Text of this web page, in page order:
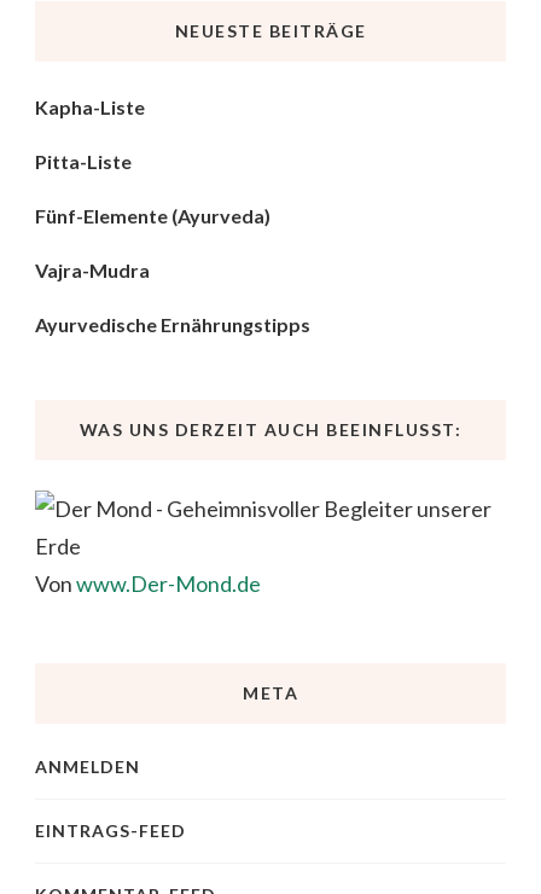
NEUESTE BEITRÄGE
Kapha-Liste
Pitta-Liste
Fünf-Elemente (Ayurveda)
Vajra-Mudra
Ayurvedische Ernährungstipps
WAS UNS DERZEIT AUCH BEEINFLUSST:
Vonwww.Der-Mond.de
META
ANMELDEN
EINTRAGS-FEED